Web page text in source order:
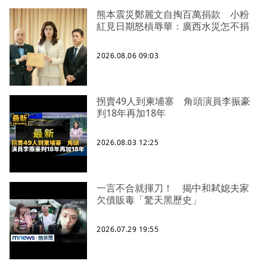
熊本震災鄭麗文自掏百萬捐款 小粉
紅見日期怒槓辱華：廣西水災怎不捐
2026.08.06 09:03
拐賣49人到柬埔寨 角頭演員李振豪
判18年再加18年
2026.08.03 12:25
一言不合就揮刀！ 揭中和弒媳夫家
欠債販毒「驚天黑歷史」
2026.07.29 19:55